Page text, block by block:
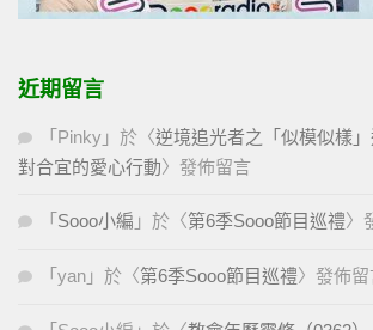
近期留言
「 Pinky 」於〈逆境追光者之「似模似樣
對合宜的愛心行動〉發佈留言
「 Sooo小編 」於〈第6季Sooo節目巡禮〉
「 yan 」於〈第6季Sooo節目巡禮〉發佈留